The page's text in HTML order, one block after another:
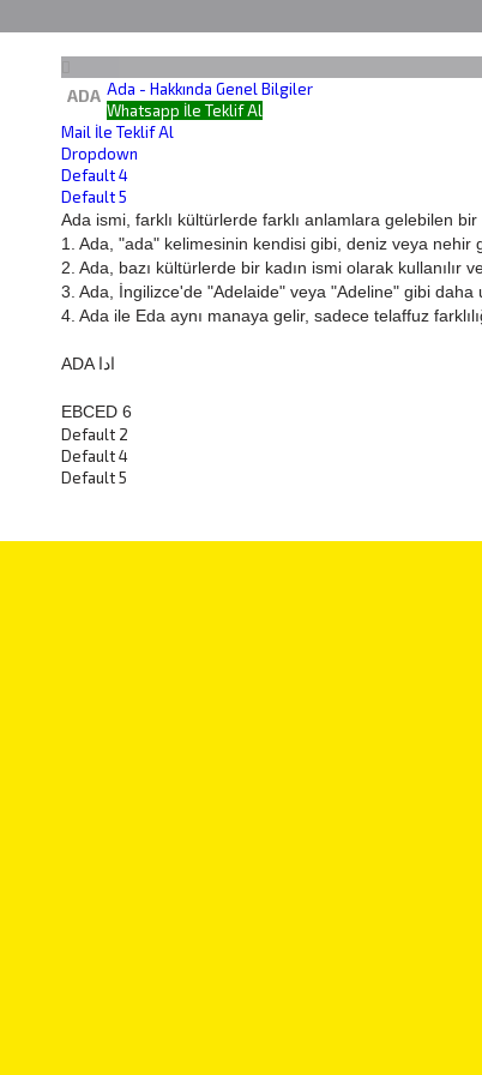
ADA Ada - Hakkında Genel Bilgiler
Whatsapp İle Teklif Al
Mail İle Teklif Al
Dropdown
Default 4
Default 5
Ada ismi, farklı kültürlerde farklı anlamlara gelebilen
1. Ada, "ada" kelimesinin kendisi gibi, deniz veya nehir
2. Ada, bazı kültürlerde bir kadın ismi olarak
3. Ada, İngilizce'de "Adelaide" veya "Adeline" gibi daha
4. Ada ile Eda aynı manaya gelir, sadece telaffuz
ADA ادا
EBCED 6
Default 2
Default 4
Default 5